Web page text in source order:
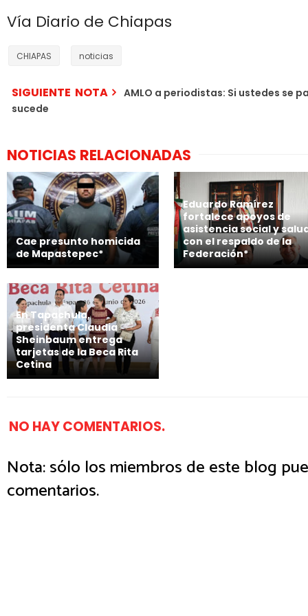
Vía Diario de Chiapas
CHIAPAS noticias
SIGUIENTE NOTA
AMLO a periodistas: Si ustedes se
sucede
NOTICIAS RELACIONADAS
Cae presunto homicida
de Mapastepec*
Eduardo Ramírez
fortalece apoyos de
asistencia social y
con el respaldo de la
Federación*
En Tapachula,
presidenta Claudia
Sheinbaum entrega
tarjetas de la Beca Rita
Cetina
NO HAY COMENTARIOS.
Nota: sólo los miembros de este blog
comentarios.